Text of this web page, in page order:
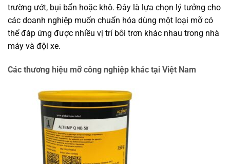
trường ướt, bụi bẩn hoặc khô. Đây là lựa chọn lý tưởng cho
các doanh nghiệp muốn chuẩn hóa dùng một loại mỡ có
thể đáp ứng được nhiều vị trí bôi trơn khác nhau trong nhà
máy và đội xe.
Các thương hiệu mỡ công nghiệp khác tại Việt Nam